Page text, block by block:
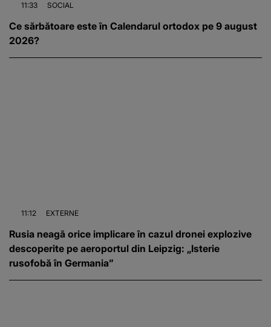
11:33 SOCIAL
Ce sărbătoare este în Calendarul ortodox pe 9 august
2026?
11:12 EXTERNE
Rusia neagă orice implicare în cazul dronei explozive
descoperite pe aeroportul din Leipzig: „Isterie
rusofobă în Germania”